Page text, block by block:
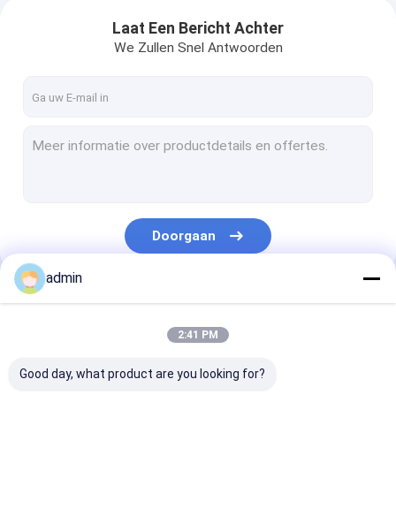
De Lijn van de banduitdrijving
Monofilament Uitdrijvingslijn
Kunstmatige Grasproductielijn
cirkelweefgetouwvervangstukken
Geteerd zeildoek die Machine maken
Laat Een Bericht Achter
We Zullen Snel Antwoorden
Doorgaan
Onze Categorieën
admin
2:41 PM
Good day, what product are you looking for?